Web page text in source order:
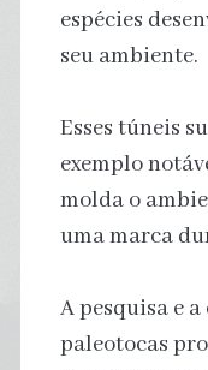
espécies
seu ambiente.
Esses túneis
exemplo
molda o
uma marca
A pesquisa e
paleotocas